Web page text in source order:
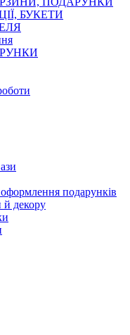
БУКЕТИ
подарунків
й декору